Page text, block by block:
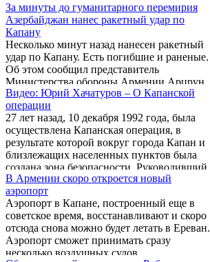
образование и контроль» Арпине
Ованнисян.
За минуты до гуманитарного перемирия
Азербайджан нанес ракетный удар по
Капану
Несколько минут назад нанесен ракетный
удар по Капану. Есть погибшие и раненые.
Об этом сообщил представитель
Министерства обороны Армении Арцрун
Ованисян на своей странице в Facebook.
Ракетный удар нанесен за считанные
минуты до объявленного с полудня 10
октября гуманитарного перемирия в зоне
карабахского конфликта.Новости Армении
- NEWS.am
Видео: Юрий Хачатуров – О Капанской
операции
27 лет назад, 10 декабря 1992 года, была
осуществлена Капанская операция, в
результате которой вокруг города Капан и
близлежащих населенных пунктов была
создана зона безопасности. Руководивший
Капанской операцией генерал-полковник
Юрий Хачатуров рассказал о целях, ходе
операции и участвовавших в ней героях. .
В Армении скоро откроется новый
аэропорт
Аэропорт в Капане, построенный еще в
советское время, восстанавливают и скоро
отсюда снова можно будет летать в Ереван.
Аэропорт сможет принимать сразу
несколько воздушных судов.